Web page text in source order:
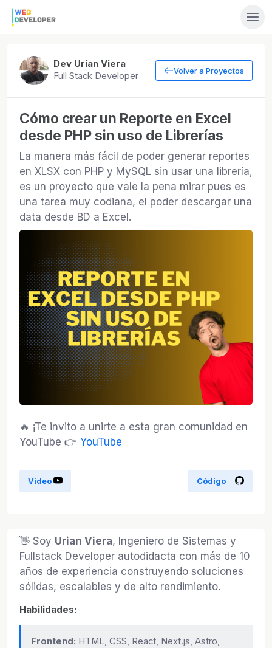
Dev Urian Viera
Full Stack Developer
Volver a Proyectos
Cómo crear un Reporte en Excel
desde PHP sin uso de Librerías
La manera más fácil de poder generar reportes
en XLSX con PHP y MySQL sin usar una librería,
es un proyecto que vale la pena mirar pues es
una tarea muy codiana, el poder descargar una
data desde BD a Excel.
🔥 ¡Te invito a unirte a esta gran comunidad en
YouTube 👉 YouTube
Video Código
👋 Soy Urian Viera, Ingeniero de Sistemas y
Fullstack Developer autodidacta con más de 10
años de experiencia construyendo soluciones
sólidas, escalables y de alto rendimiento.
Habilidades:
Frontend: HTML, CSS, React, Next.js, Astro,